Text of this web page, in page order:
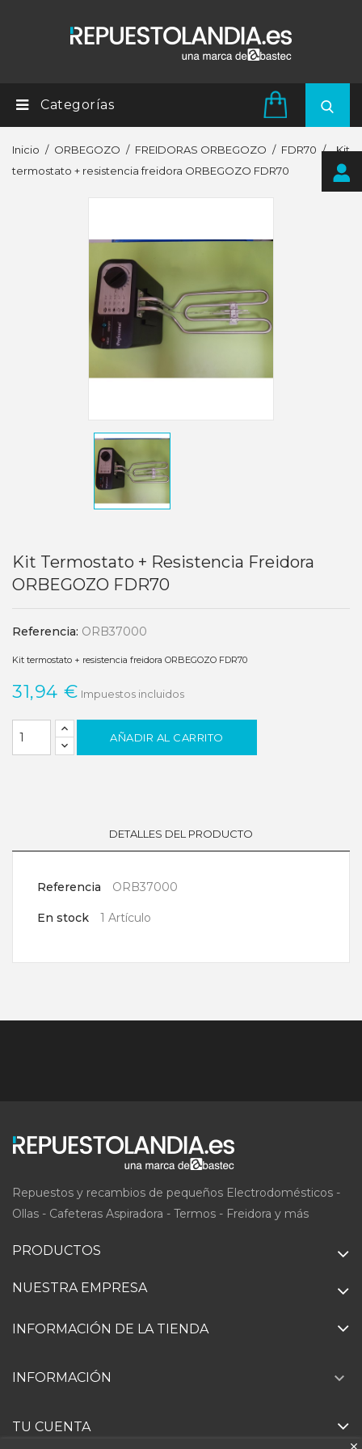
Categorías
Inicio ORBEGOZO FREIDORAS ORBEGOZO FDR70
Kit
termostato + resistencia freidora ORBEGOZO FDR70
Kit Termostato + Resistencia Freidora
ORBEGOZO FDR70
Referencia: ORB37000
Kit termostato + resistencia freidora ORBEGOZO FDR70
31,94 € Impuestos incluidos
AÑADIR AL CARRITO
DETALLES DEL PRODUCTO
Referencia ORB37000
En stock 1 Artículo
Repuestos y recambios de pequeños Electrodomésticos -
Ollas - Cafeteras Aspiradora - Termos - Freidora y más
PRODUCTOS
NUESTRA EMPRESA
INFORMACIÓN DE LA TIENDA
INFORMACIÓN 
TU CUENTA